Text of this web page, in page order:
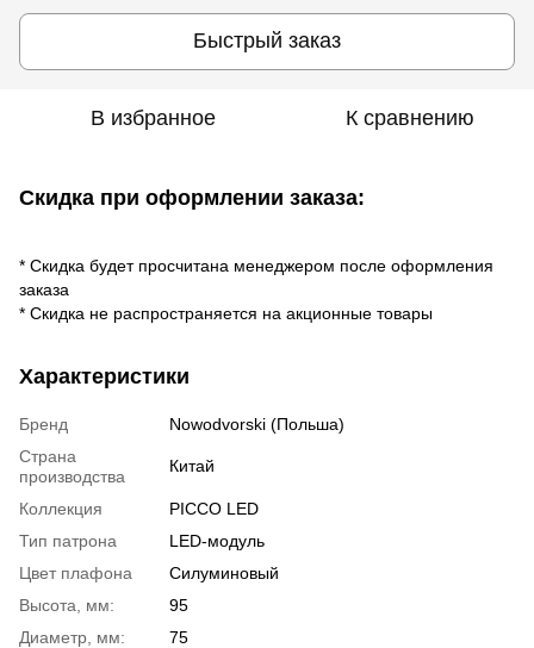
Быстрый заказ
В избранное К сравнению
Скидка при оформлении заказа:
* Скидка будет просчитана менеджером после оформления
заказа
* Скидка не распространяется на акционные товары
Характеристики
Бренд
Nowodvorski (Польша)
Страна
производства
Китай
Коллекция
PICCO LED
Тип патрона
LED-модуль
Цвет плафона
Силуминовый
Высота, мм:
95
Диаметр, мм:
75